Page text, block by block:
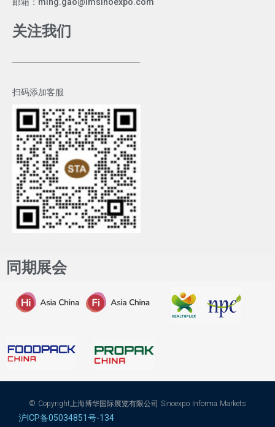
关注我们
扫码添加客服
同期展会
© Copyright上海博华国际展览有限公司 Sinoexpo Informa Markets
沪ICP备05034851号-134